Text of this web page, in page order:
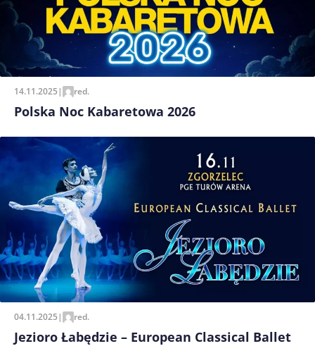
14.11.2025| red.
Polska Noc Kabaretowa 2026
04.11.2025| red.
Jezioro Łabędzie – European Classical Ballet